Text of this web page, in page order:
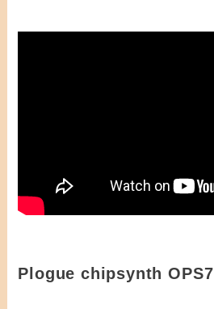
Plogue chipsynth OPS7